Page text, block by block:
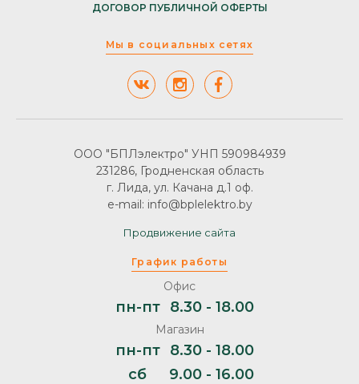
ДОГОВОР ПУБЛИЧНОЙ ОФЕРТЫ
Мы в социальных сетях
График работы
Офис
пн-пт 8.30 - 18.00
Магазин
пн-пт
8.30 - 18.00
сб
9.00 - 16.00
ООО "БПЛэлектро" УНП 590984939
231286, Гродненская область
г. Лида, ул. Качана д.1 оф.
e-mail: info@bplelektro.by
Продвижение сайта